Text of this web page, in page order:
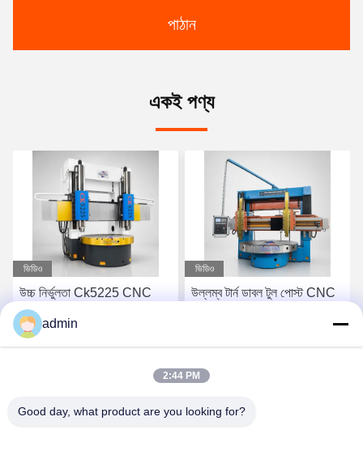
পাঠান
একই পণ্য
ভিডিও
উল্লম্ব টার্ন ডাবল টুল পোস্ট CNC
মেশিন টুল ভারী দায়িত্ব স্থিতিশীল বাঁক
জন্য
ভিডিও
উচ্চ নির্ভুলতা Ck5116 ধাতু
admin
2:44 PM
Good day, what product are you looking for?